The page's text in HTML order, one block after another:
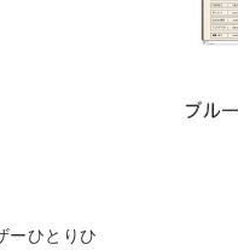
ーひとりひ